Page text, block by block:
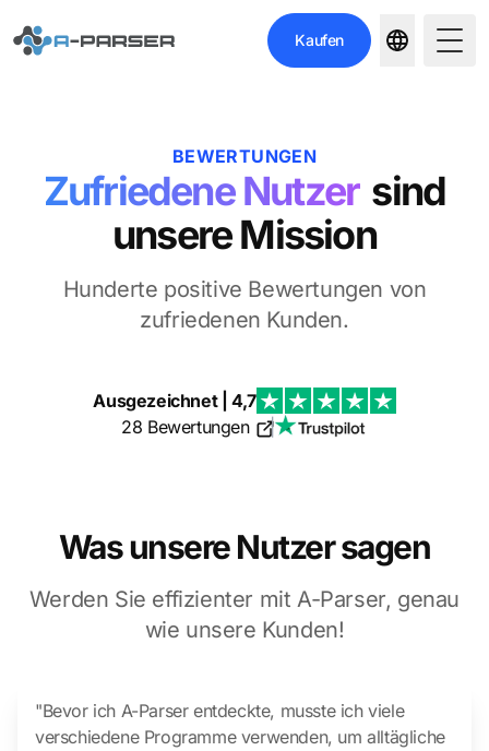
Kaufen
BEWERTUNGEN
Zufriedene Nutzer sind
unsere Mission
Hunderte positive Bewertungen von
zufriedenen Kunden.
Ausgezeichnet | 4,7
28 Bewertungen
|
Was unsere Nutzer sagen
Werden Sie effizienter mit A-Parser, genau
wie unsere Kunden!
"Bevor ich A-Parser entdeckte, musste ich viele
verschiedene Programme verwenden, um alltägliche